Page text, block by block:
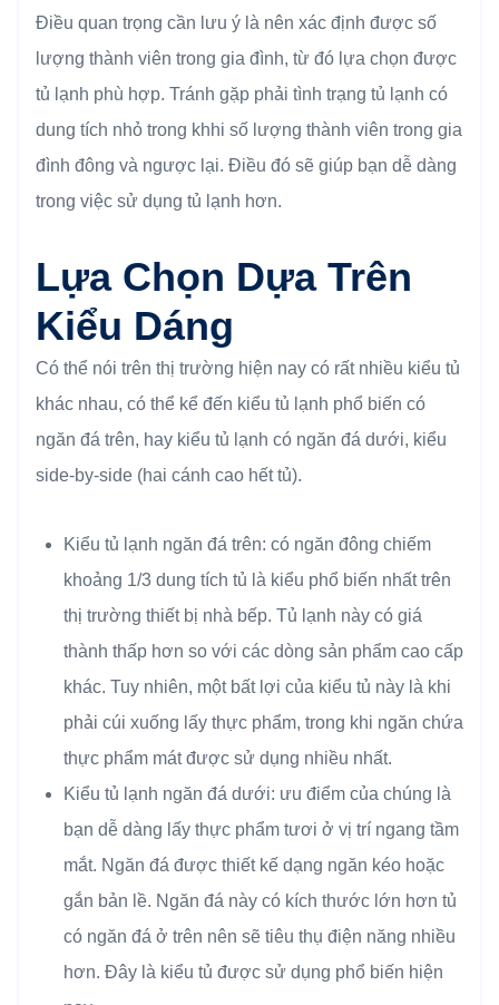
Điều quan trọng cần lưu ý là nên xác định được số
lượng thành viên trong gia đình, từ đó lựa chọn được
tủ lạnh phù hợp. Tránh gặp phải tình trạng tủ lạnh có
dung tích nhỏ trong khhi số lượng thành viên trong gia
đình đông và ngược lại. Điều đó sẽ giúp bạn dễ dàng
trong việc sử dụng tủ lạnh hơn.
Lựa Chọn Dựa Trên
Kiểu Dáng
Có thể nói trên thị trường hiện nay có rất nhiều kiểu tủ
khác nhau, có thể kể đến kiểu tủ lạnh phổ biến có
ngăn đá trên, hay kiểu tủ lạnh có ngăn đá dưới, kiểu
side-by-side (hai cánh cao hết tủ).
Kiểu tủ lạnh ngăn đá trên: có ngăn đông chiếm
khoảng 1/3 dung tích tủ là kiểu phổ biến nhất trên
thị trường thiết bị nhà bếp. Tủ lạnh này có giá
thành thấp hơn so với các dòng sản phẩm cao cấp
khác. Tuy nhiên, một bất lợi của kiểu tủ này là khi
phải cúi xuống lấy thực phẩm, trong khi ngăn chứa
thực phẩm mát được sử dụng nhiều nhất.
Kiểu tủ lạnh ngăn đá dưới: ưu điểm của chúng là
bạn dễ dàng lấy thực phẩm tươi ở vị trí ngang tầm
mắt. Ngăn đá được thiết kế dạng ngăn kéo hoặc
gắn bản lề. Ngăn đá này có kích thước lớn hơn tủ
có ngăn đá ở trên nên sẽ tiêu thụ điện năng nhiều
hơn. Đây là kiểu tủ được sử dụng phổ biến hiện